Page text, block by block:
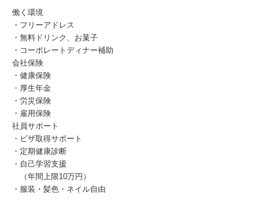
働く環境
・フリーアドレス
・無料ドリンク、お菓子
・コーポレートディナー補助
会社保険
・健康保険
・厚生年金
・労災保険
・雇用保険
社員サポート
・ビザ取得サポート
・定期健康診断
・自己学習支援
（年間上限10万円）
・服装・髪色・ネイル自由